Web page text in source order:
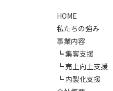
HOME
私たちの強み
事業内容
集客支援
売上向上支援
内製化支援